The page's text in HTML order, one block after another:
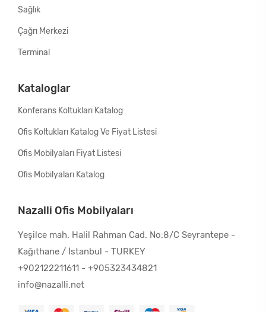
Sağlık
Çağrı Merkezi
Terminal
Kataloglar
Konferans Koltukları Katalog
Ofis Koltukları Katalog Ve Fiyat Listesi
Ofis Mobilyaları Fiyat Listesi
Ofis Mobilyaları Katalog
Nazalli Ofis Mobilyaları
Yeşilce mah. Halil Rahman Cad. No:8/C Seyrantepe -
Kağıthane / İstanbul - TURKEY
+902122211611 - +905323434821
info@nazalli.net